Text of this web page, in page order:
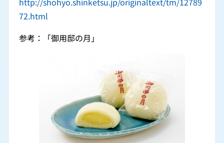
72.html
参考：「御用邸の月」